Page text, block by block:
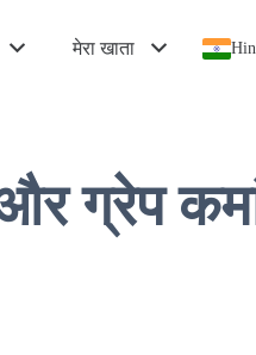
मेरा खाता
ग्रेप